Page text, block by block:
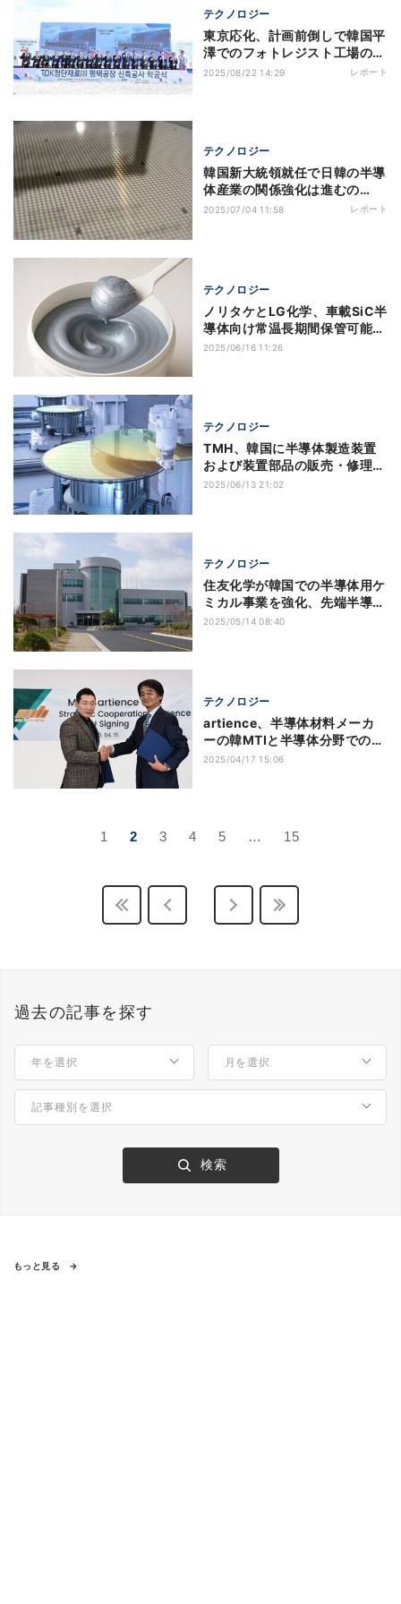
テクノロジー
東京応化、計画前倒しで韓国平
澤でのフォトレジスト工場の起
工式を開催
2025/08/22 14:29 レポート
テクノロジー
韓国新大統領就任で日韓の半導
体産業の関係強化は進むの
か？ 地政学リスクの観点から
2025/07/04 11:58 レポート
テクノロジー
ノリタケとLG化学、車載SiC半
導体向け常温長期間保管可能な
銀ペースト接合材を開発
2025/06/16 11:26
テクノロジー
TMH、韓国に半導体製造装置
および装置部品の販売・修理を
行う子会社を設立
2025/06/13 21:02
テクノロジー
住友化学が韓国での半導体用ケ
ミカル事業を強化、先端半導体
用素材開発体制を拡充
2025/05/14 08:40
テクノロジー
artience、半導体材料メーカ
ーの韓MTIと半導体分野での新
事業創出に向けたMOUを締結
2025/04/17 15:06
1 2 3 4 5 … 15
過去の記事を探す
もっと見る